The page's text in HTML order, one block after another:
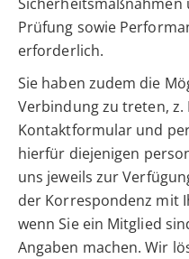
Prüfung sowie
erforderlich.
Sie haben zudem die
Verbindung zu treten, z.
Kontaktformular und
hierfür diejenigen
uns jeweils zur
der Korrespondenz mit
wenn Sie ein Mitglied
Angaben machen. Wir